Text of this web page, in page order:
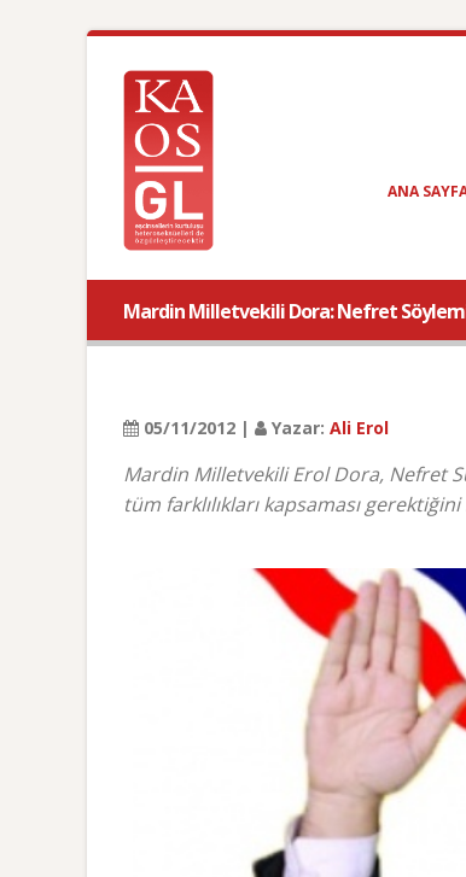
ANA
Mardin Milletvekili Dora: Nefret
05/11/2012 | Yazar: Ali Erol
Mardin Milletvekili Erol Dora, Nefret
tüm farklılıkları kapsaması